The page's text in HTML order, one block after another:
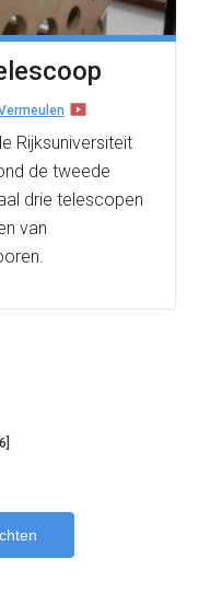
Rijksuniversiteit
de tweede
drie telescopen
van